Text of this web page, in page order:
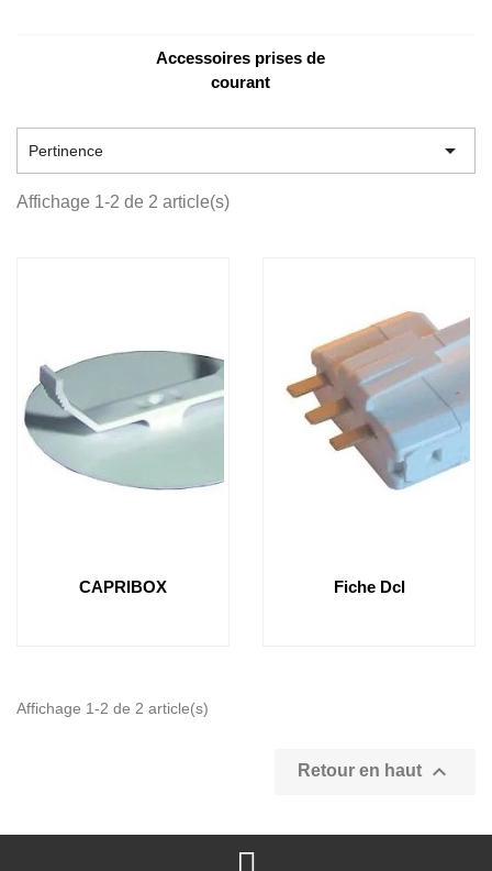
Accessoires prises de
courant
Pertinence 
Affichage 1-2 de 2 article(s)
CAPRIBOX Fiche Dcl
Affichage 1-2 de 2 article(s)
Retour en haut 